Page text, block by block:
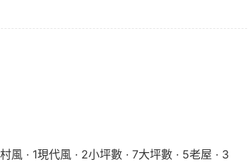
風 · 1現代風 · 2小坪數 · 7大坪數 · 5老屋 · 3